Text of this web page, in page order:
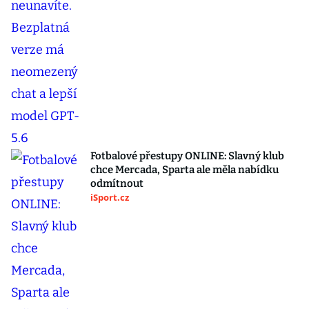
Fotbalové přestupy ONLINE: Slavný klub
chce Mercada, Sparta ale měla nabídku
odmítnout
iSport.cz